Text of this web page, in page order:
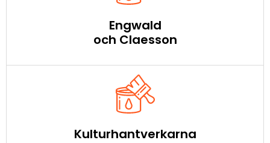
Engwald
och Claesson
Kulturhantverkarna